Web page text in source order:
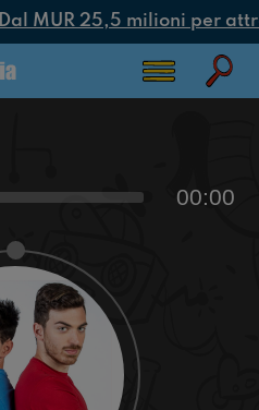
Dal MUR 25,5 milioni per
00:00